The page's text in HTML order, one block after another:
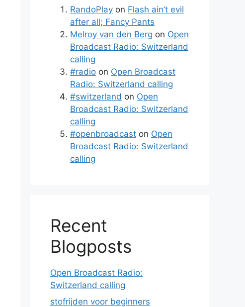
RandoPlay on Flash ain’t evil
after all; Fancy Pants
Melroy van den Berg on Open
Broadcast Radio: Switzerland
calling
#radio on Open Broadcast
Radio: Switzerland calling
#switzerland on Open
Broadcast Radio: Switzerland
calling
#openbroadcast on Open
Broadcast Radio: Switzerland
calling
Recent
Blogposts
Open Broadcast Radio:
Switzerland calling
stofrijden voor beginners